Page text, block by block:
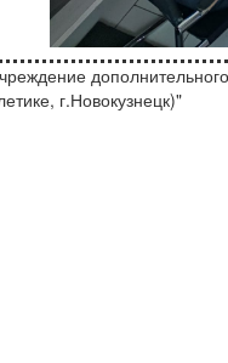
г.Новокузнецк)"